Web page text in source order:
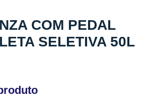
COM PEDAL
SELETIVA 50L